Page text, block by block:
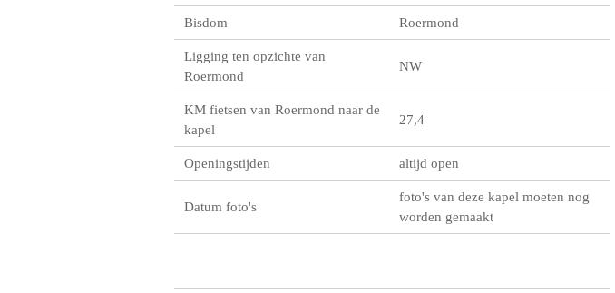
Bisdom Roermond
Ligging ten opzichte van
Roermond
NW
KM fietsen van Roermond naar de
kapel
27,4
Openingstijden altijd open
Datum foto's
foto's van deze kapel moeten nog
worden gemaakt